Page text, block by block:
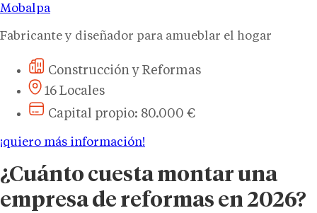
Mobalpa
Fabricante y diseñador para amueblar el hogar
Construcción y Reformas
16 Locales
Capital propio: 80.000 €
¡quiero más información!
¿Cuánto cuesta montar una
empresa de reformas en 2026?